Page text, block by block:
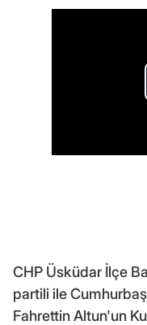
CHP Üsküdar İlçe
partili ile
Fahrettin Altun'un